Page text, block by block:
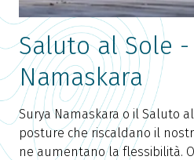
Saluto al Sole -
Namaskara
Surya Namaskara o il Saluto
posture che riscaldano il
ne aumentano la flessibilità.